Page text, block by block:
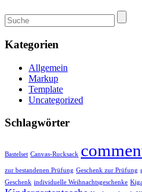
Kategorien
Allgemein
Markup
Template
Uncategorized
Schlagwörter
Bastelset Canvas-Rucksack
zur bestandenen Prüfung Geschenk zur Prüfung
Geschenk individuelle Weihnachtsgeschenke